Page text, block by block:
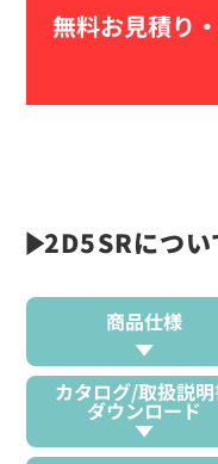
無料お見積り・
2D5SRについ
商品仕様
カタログ/取扱説
ダウンロード